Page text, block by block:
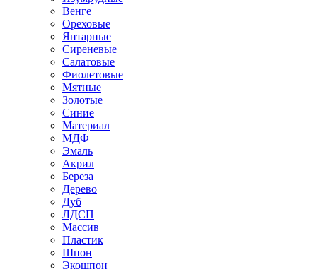
Венге
Ореховые
Янтарные
Сиреневые
Салатовые
Фиолетовые
Мятные
Золотые
Синие
Материал
МДФ
Эмаль
Акрил
Береза
Дерево
Дуб
ЛДСП
Массив
Пластик
Шпон
Экошпон